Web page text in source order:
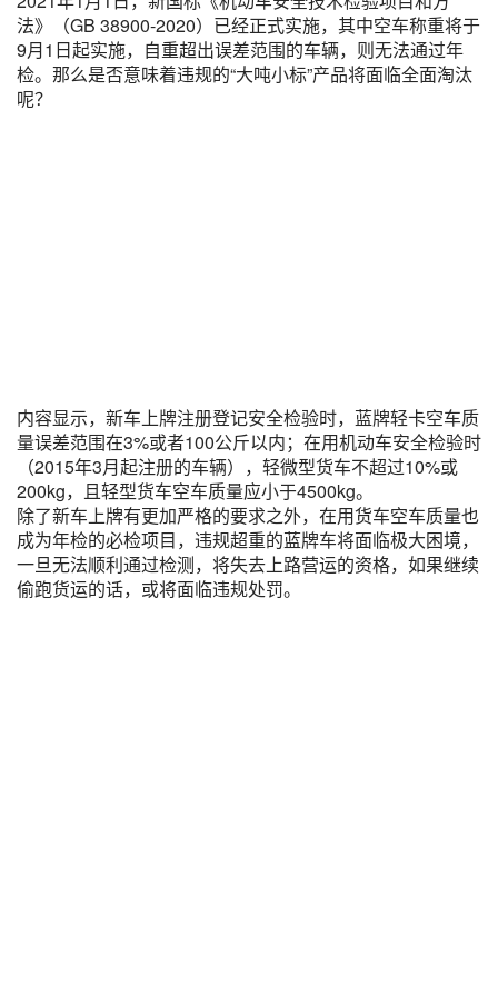
法》（GB 38900-2020）已经正式实施，其中空车称重将于
9月1日起实施，自重超出误差范围的车辆，则无法通过年
检。那么是否意味着违规的“大吨小标”产品将面临全面淘汰
呢？
内容显示，新车上牌注册登记安全检验时，蓝牌轻卡空车质
量误差范围在3%或者100公斤以内；在用机动车安全检验时
（2015年3月起注册的车辆），轻微型货车不超过10%或
200kg，且轻型货车空车质量应小于4500kg。
除了新车上牌有更加严格的要求之外，在用货车空车质量也
成为年检的必检项目，违规超重的蓝牌车将面临极大困境，
一旦无法顺利通过检测，将失去上路营运的资格，如果继续
偷跑货运的话，或将面临违规处罚。